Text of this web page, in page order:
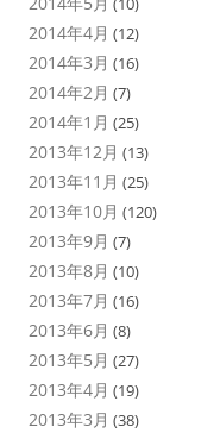
2014年4月 (12)
2014年3月 (16)
2014年2月 (7)
2014年1月 (25)
2013年12月 (13)
2013年11月 (25)
2013年10月 (120)
2013年9月 (7)
2013年8月 (10)
2013年7月 (16)
2013年6月 (8)
2013年5月 (27)
2013年4月 (19)
2013年3月 (38)